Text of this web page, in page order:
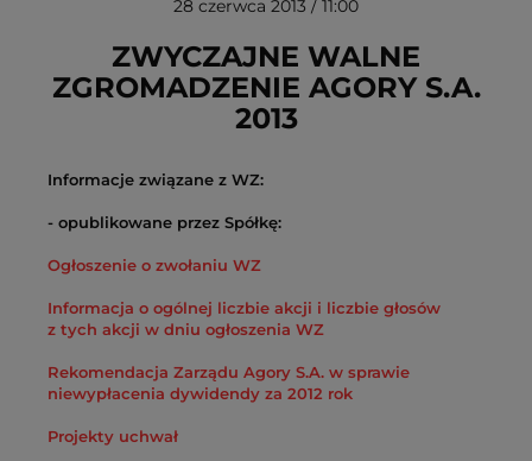
28 czerwca 2013 / 11:00
ZWYCZAJNE WALNE
ZGROMADZENIE AGORY S.A.
2013
Informacje związane z WZ:
- opublikowane przez Spółkę:
Ogłoszenie o zwołaniu WZ
Informacja o ogólnej liczbie akcji i liczbie głosów
z tych akcji w dniu ogłoszenia WZ
Rekomendacja Zarządu Agory S.A. w sprawie
niewypłacenia dywidendy za 2012 rok
Projekty uchwał